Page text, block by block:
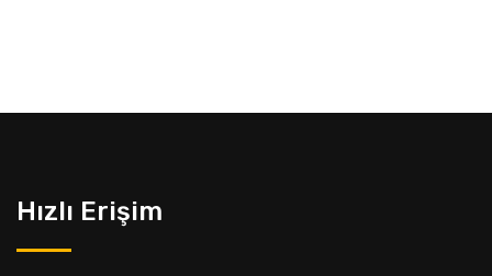
Hızlı Erişim